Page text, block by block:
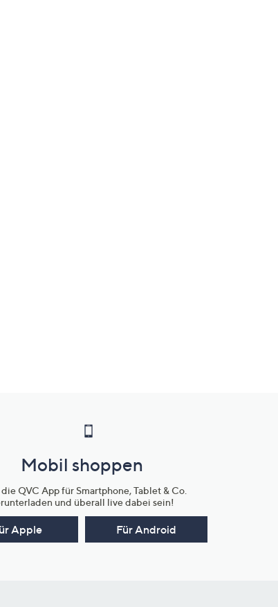
Mobil shoppen
QVC App für Smartphone, Tablet & Co.
und überall live dabei sein!
Apple Für Android